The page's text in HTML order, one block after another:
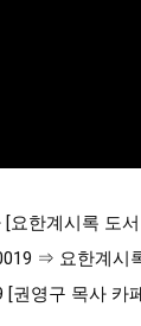
한계시록 도
⇒ 요한계
[권영구 목사